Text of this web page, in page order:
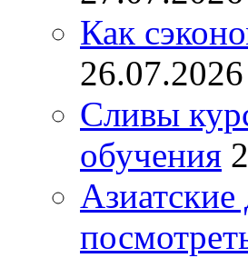
Как
26.07.2026
Сливы
обучения